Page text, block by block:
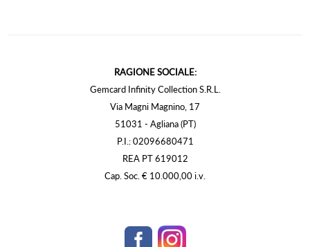
RAGIONE SOCIALE:
Gemcard Infinity Collection S.R.L.
Via Magni Magnino, 17
51031 - Agliana (PT)
P.I.: 02096680471
REA PT 619012
Cap. Soc. € 10.000,00 i.v.